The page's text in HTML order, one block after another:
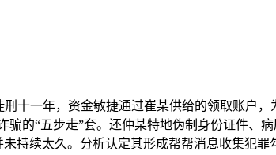
一年，资金敏捷通过崔某供给的领取账户，
的“五步走”套。还仲某特地伪制身份证件、
持续太久。分析认定其形成帮帮消息收集犯